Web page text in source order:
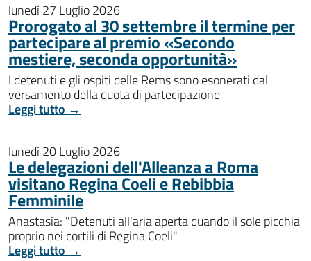
lunedì 27 Luglio 2026
Prorogato al 30 settembre il termine per
partecipare al premio «Secondo
mestiere, seconda opportunità»
I detenuti e gli ospiti delle Rems sono esonerati dal
versamento della quota di partecipazione
Leggi tutto →
lunedì 20 Luglio 2026
Le delegazioni dell'Alleanza a Roma
visitano Regina Coeli e Rebibbia
Femminile
Anastasìa: "Detenuti all'aria aperta quando il sole picchia
proprio nei cortili di Regina Coeli"
Leggi tutto →